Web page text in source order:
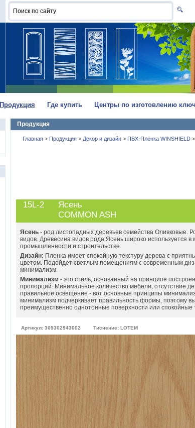
Продукция Где купить Центры по изготовлению
Продукция
Главная > Продукция > Декор и дизайн > ПВХ-Плёнка WINSHIELD >
15L-2
Ясень
COMMON ASH
Ясень - род листопадных деревьев семейства Оливковые.
видов. Древесина видов рода Ясень широко используется в
промышленности и строительстве.
Дизайн: Пленка имеет спокойную текстуру дерева с
цветом. Подойдет светлым помещениям с современным
минимализм.
Минимализм - это стиль, основанный на принципе
пропорций. Минимальное количество мебели, отсутствие
правильное освещение - вот основные принципы
минимализм подчеркивает правильность формы, поэтому
преимущественно однотонные поверхности или спокойные
Артикул: 365302943002 Тиснение: LOTEM